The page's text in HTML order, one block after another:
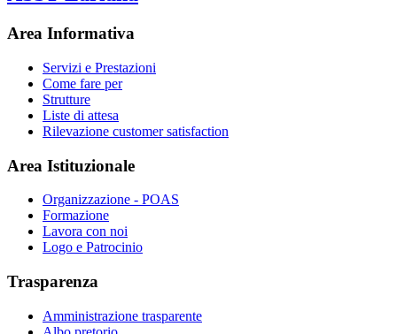
Area Informativa
Servizi e Prestazioni
Come fare per
Strutture
Liste di attesa
Rilevazione customer satisfaction
Area Istituzionale
Organizzazione - POAS
Formazione
Lavora con noi
Logo e Patrocinio
Trasparenza
Amministrazione trasparente